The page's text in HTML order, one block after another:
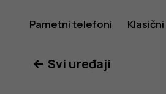
Pametni telefoni
Svi uređaji